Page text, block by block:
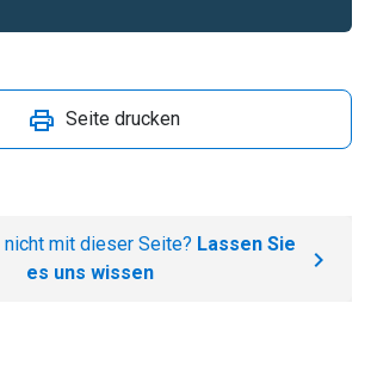
Seite drucken
mit dieser Seite? Lassen Sie
es uns wissen